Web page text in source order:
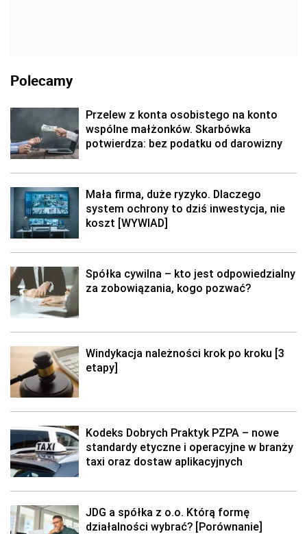
Polecamy
Przelew z konta osobistego na konto
wspólne małżonków. Skarbówka
potwierdza: bez podatku od darowizny
Mała firma, duże ryzyko. Dlaczego
system ochrony to dziś inwestycja, nie
koszt [WYWIAD]
Spółka cywilna – kto jest odpowiedzialny
za zobowiązania, kogo pozwać?
Windykacja należności krok po kroku [3
etapy]
Kodeks Dobrych Praktyk PZPA – nowe
standardy etyczne i operacyjne w branży
taxi oraz dostaw aplikacyjnych
JDG a spółka z o.o. Którą formę
działalności wybrać? [Porównanie]